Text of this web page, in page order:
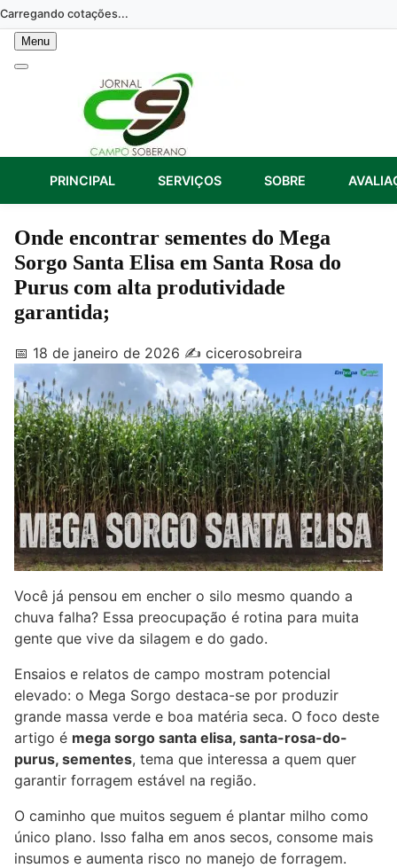
Skip
to
content
Carregando cotações...
Menu
PRINCIPAL SERVIÇOS SOBRE
Onde encontrar sementes do Mega
Sorgo Santa Elisa em Santa Rosa do
Purus com alta produtividade
garantida;
📅 18 de janeiro de 2026 ✍️ cicerosobreira
Você já pensou em encher o silo mesmo quando a
chuva falha? Essa preocupação é rotina para muita
gente que vive da silagem e do gado.
Ensaios e relatos de campo mostram potencial
elevado: o Mega Sorgo destaca-se por produzir
grande massa verde e boa matéria seca. O foco deste
artigo é mega sorgo santa elisa, santa-rosa-do-
purus, sementes, tema que interessa a quem quer
garantir forragem estável na região.
O caminho que muitos seguem é plantar milho como
único plano. Isso falha em anos secos, consome mais
insumos e aumenta risco no manejo de forragem.